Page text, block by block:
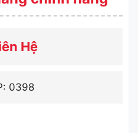
Hệ
0398